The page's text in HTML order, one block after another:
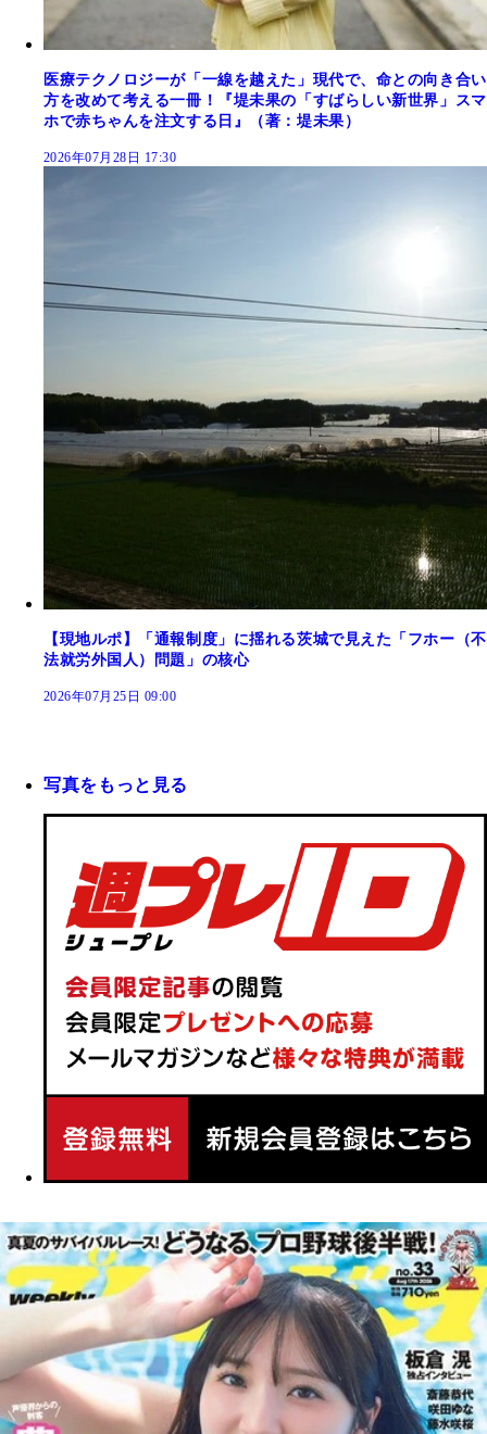
医療テクノロジーが「一線を越えた」現代で、命との向き合い
方を改めて考える一冊！『堤未果の「すばらしい新世界」スマ
ホで赤ちゃんを注文する日』（著：堤未果）
2026年07月28日 17:30
【現地ルポ】「通報制度」に揺れる茨城で見えた「フホー（不
法就労外国人）問題」の核心
2026年07月25日 09:00
写真をもっと見る